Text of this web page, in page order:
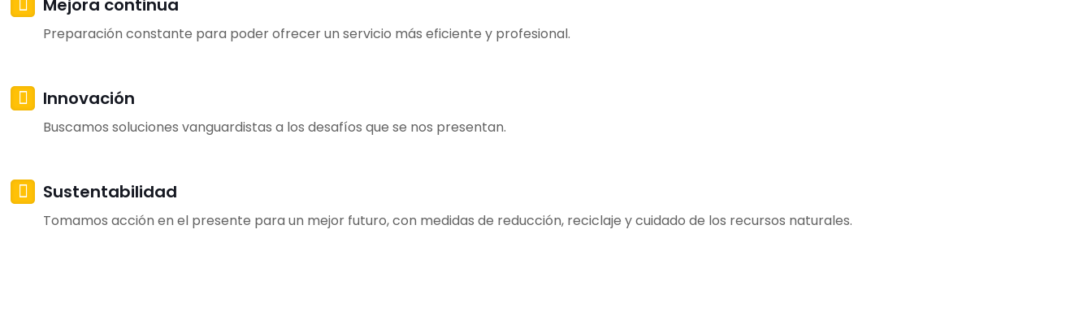
Mejora continua
Preparación constante para poder ofrecer un servicio más eficiente y profesional.
Innovación
Buscamos soluciones vanguardistas a los desafíos que se nos presentan.
Sustentabilidad
Tomamos acción en el presente para un mejor futuro, con medidas de reducción, reciclaje y cuidado de los recursos naturales.